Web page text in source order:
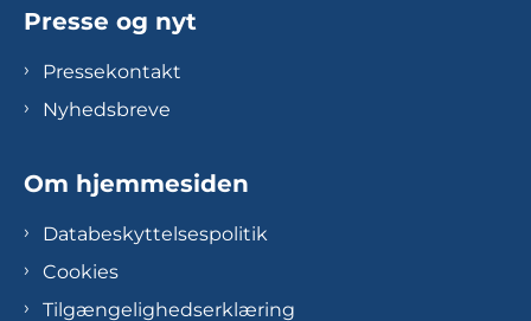
Presse og nyt
Pressekontakt
Nyhedsbreve
Om hjemmesiden
Databeskyttelsespolitik
Cookies
Tilgængelighedserklæring